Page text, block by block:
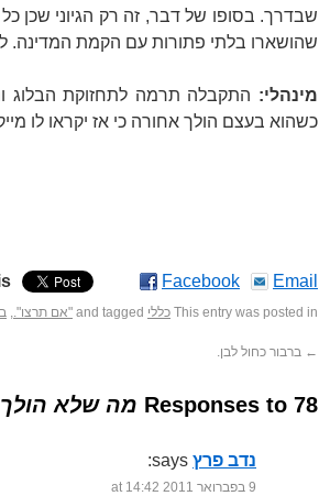
שבדרך. בסופו של דבר, זה רק הגיוני שכן
שהושארו בלתי פתורות עם הקמת המדינה.
מינהלי: התקבלה תרמה לתחזוקת הבלוג
כשהוא בעצם הולך אחורה כי אז יקראו לו
Facebook Email
This entry was posted in כללי "אם תרצו".,
← ברבור כחול לבן.
78 Responses to מה שלא
נדב פרץ says:
9 בפברואר 2011 at 14:42